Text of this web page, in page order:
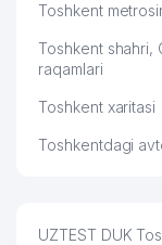
Toshkent
Toshkent
raqamlari
Toshkent xaritasi
Toshkentdagi
UZTEST DUK